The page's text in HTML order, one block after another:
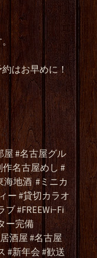
はお早めに！
屋 #名古屋グル
作名古屋めし #
海地酒 #ミニカ
ー #貸切カラオ
#FREEWi−Fi
ー完備
酒屋 #名古屋
#新年会 #歓送